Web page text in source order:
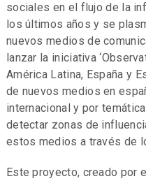
sociales en el flujo de la
los últimos años y se
nuevos medios de
lanzar la iniciativa
América Latina, España y
de nuevos medios en
internacional y por
detectar zonas de
estos medios a través de
Este proyecto, creado por